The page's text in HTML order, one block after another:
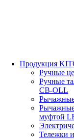
Продукция
Ручные
Ручные
СВ-OLL
Рычажные
муфтой
Тележки